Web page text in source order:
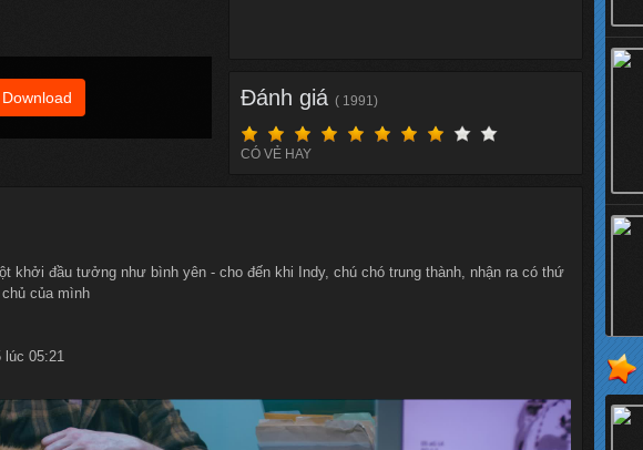
Download Đánh giá ( 1991)
CÓ VẺ HAY
khởi đầu tưởng như bình yên - cho đến khi Indy, chú chó trung thành, nhận ra có thứ
của mình
lúc 05:21